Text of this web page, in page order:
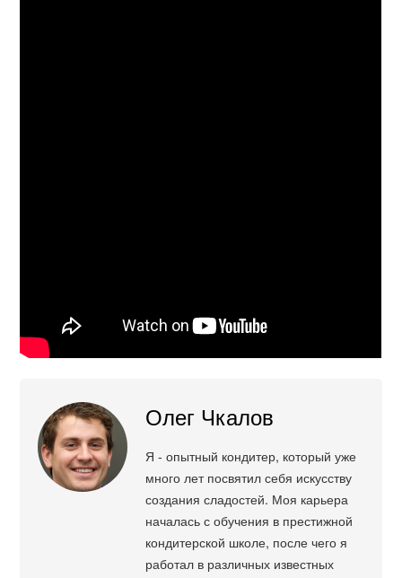
Олег Чкалов
Я - опытный кондитер, который уже
много лет посвятил себя искусству
создания сладостей. Моя карьера
началась с обучения в престижной
кондитерской школе, после чего я
работал в различных известных